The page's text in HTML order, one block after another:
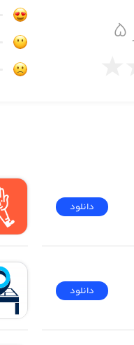
دانلود
دانلود